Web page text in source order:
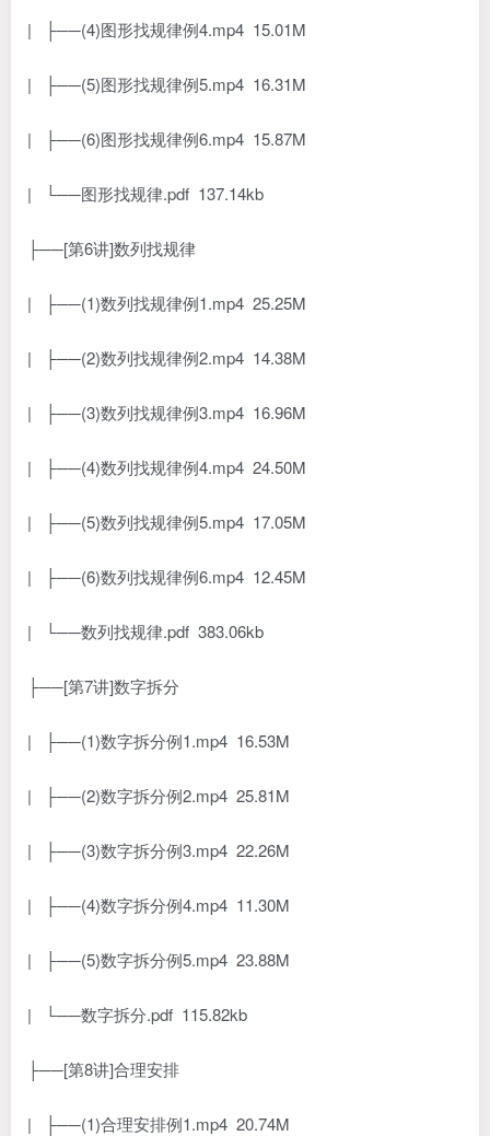
| ├──(4)图形找规律例4.mp4 15.01M
| ├──(5)图形找规律例5.mp4 16.31M
| ├──(6)图形找规律例6.mp4 15.87M
| └──图形找规律.pdf 137.14kb
├──[第6讲]数列找规律
| ├──(1)数列找规律例1.mp4 25.25M
| ├──(2)数列找规律例2.mp4 14.38M
| ├──(3)数列找规律例3.mp4 16.96M
| ├──(4)数列找规律例4.mp4 24.50M
| ├──(5)数列找规律例5.mp4 17.05M
| ├──(6)数列找规律例6.mp4 12.45M
| └──数列找规律.pdf 383.06kb
├──[第7讲]数字拆分
| ├──(1)数字拆分例1.mp4 16.53M
| ├──(2)数字拆分例2.mp4 25.81M
| ├──(3)数字拆分例3.mp4 22.26M
| ├──(4)数字拆分例4.mp4 11.30M
| ├──(5)数字拆分例5.mp4 23.88M
| └──数字拆分.pdf 115.82kb
├──[第8讲]合理安排
| ├──(1)合理安排例1.mp4 20.74M